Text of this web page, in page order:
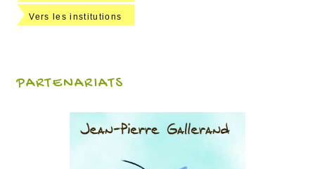
Vers les institutions
PARTENARIATS